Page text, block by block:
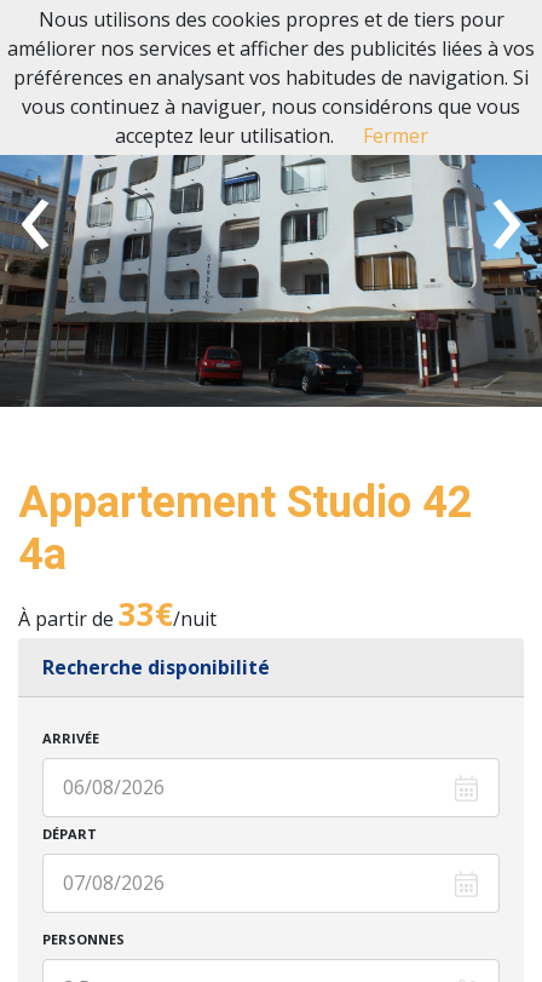
‹ ›
Appartement Studio 42
4a
À partir de 33€/nuit
Recherche disponibilité
ARRIVÉE
DÉPART
PERSONNES
Nous utilisons des cookies propres et de tiers pour
améliorer nos services et afficher des publicités liées à vos
préférences en analysant vos habitudes de navigation. Si
vous continuez à naviguer, nous considérons que vous
acceptez leur utilisation.
Fermer